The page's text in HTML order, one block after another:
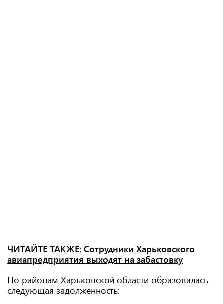
ЧИТАЙТЕ ТАКЖЕ: Сотрудники Харьковского
авиапредприятия выходят на забастовку
По районам Харьковской области образовалась
следующая задолженность: